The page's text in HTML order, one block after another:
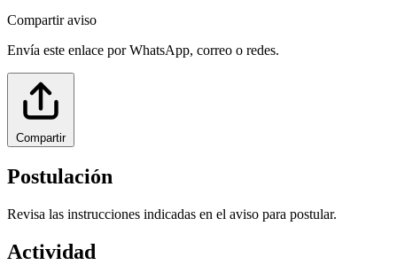
Compartir aviso
Envía este enlace por WhatsApp, correo o redes.
Compartir
Postulación
Revisa las instrucciones indicadas en el aviso para postular.
Actividad